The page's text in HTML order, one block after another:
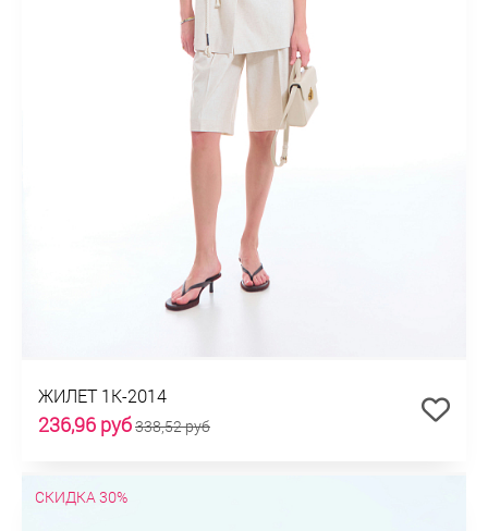
ЖИЛЕТ 1К-2014
236,96 руб338,52 руб
СКИДКА 30%